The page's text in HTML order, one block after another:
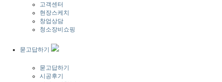
고객센터
현장스케치
창업상담
청소장비쇼핑
묻고답하기
묻고답하기
시공후기